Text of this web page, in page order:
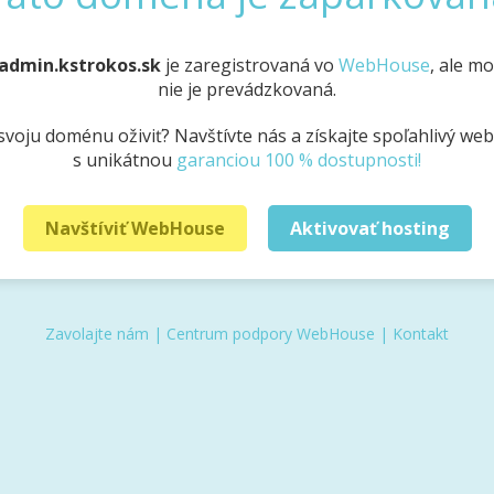
admin.kstrokos.skje zaregistrovaná vo WebHouse, ale
nie je prevádzkovaná.
doménu oživiť? Navštívte nás a získajte spoľahlivý
s unikátnou garanciou 100 % dostupnosti!
Navštíviť WebHouse Aktivovať hosting
Zavolajte nám | Centrum podpory WebHouse | Kontakt